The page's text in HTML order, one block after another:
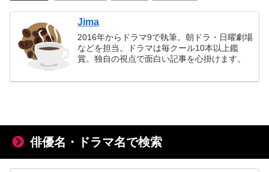
Jima
2016年からドラマ9で執筆。朝ドラ・日曜劇場
などを担当。ドラマは毎クール10本以上鑑
賞。独自の視点で面白い記事を心掛けます。
俳優名・ドラマ名で検索